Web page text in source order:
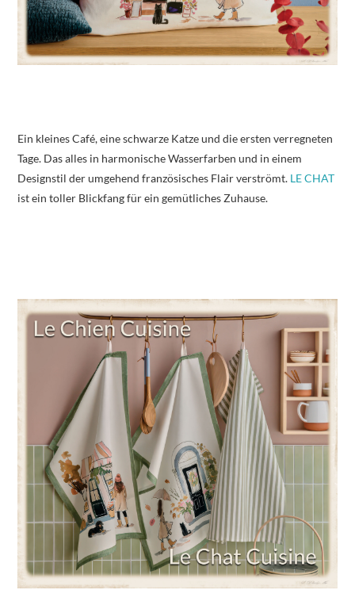
Ein kleines Café, eine schwarze Katze und die ersten verregneten
Tage. Das alles in harmonische Wasserfarben und in einem
Designstil der umgehend französisches Flair verströmt. LE CHAT
ist ein toller Blickfang für ein gemütliches Zuhause.